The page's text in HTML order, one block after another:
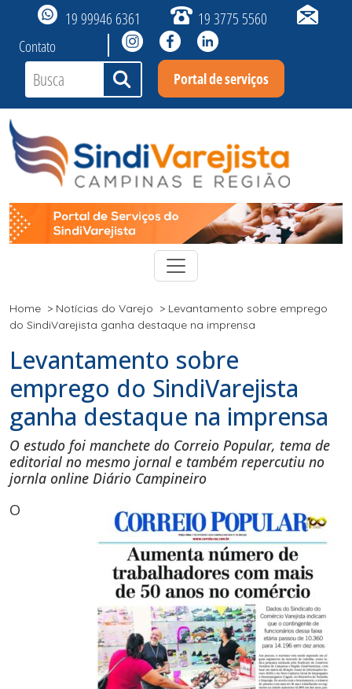
19 99946 6361
19 3775 5560
Contato
Portal de serviços
Toggle navigation
Home > Notícias do Varejo > Levantamento sobre emprego
do SindiVarejista ganha destaque na imprensa
Levantamento sobre
emprego do SindiVarejista
ganha destaque na imprensa
O estudo foi manchete do Correio Popular, tema de
editorial no mesmo jornal e também repercutiu no
jornla online Diário Campineiro
O